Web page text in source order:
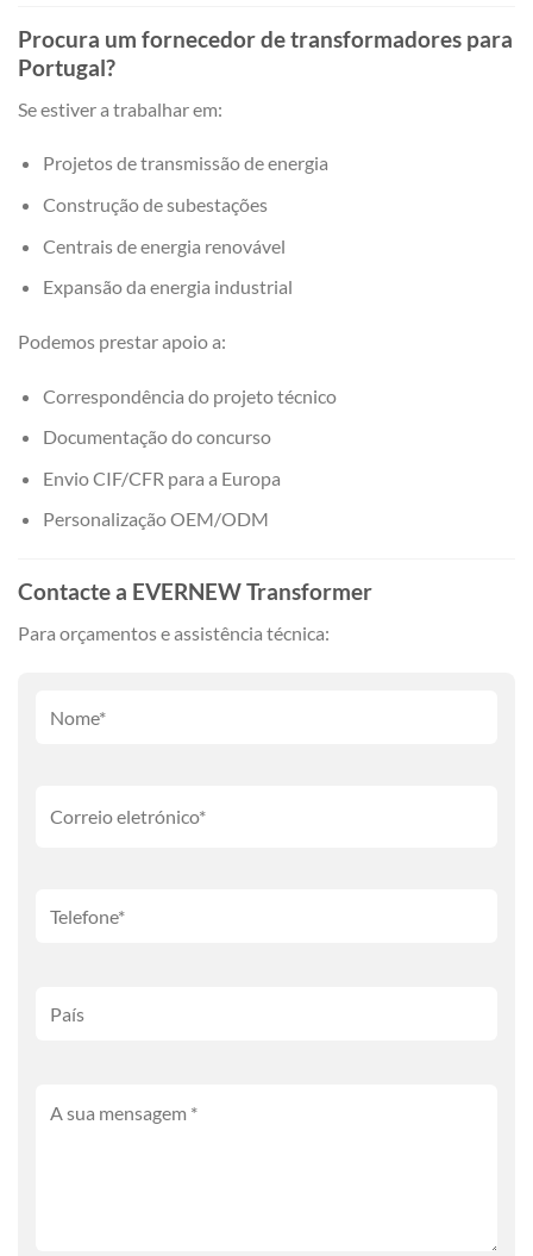
Procura um fornecedor de transformadores para
Portugal?
Se estiver a trabalhar em:
Projetos de transmissão de energia
Construção de subestações
Centrais de energia renovável
Expansão da energia industrial
Podemos prestar apoio a:
Correspondência do projeto técnico
Documentação do concurso
Envio CIF/CFR para a Europa
Personalização OEM/ODM
Contacte a EVERNEW Transformer
Para orçamentos e assistência técnica: